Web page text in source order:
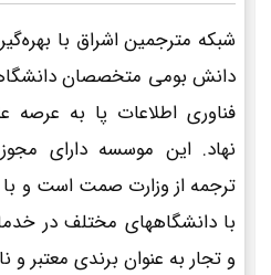
شبکه مترجمین اشراق با
دانش بومی متخصصان
فناوری اطلاعات پا به عرصه
نهاد. این موسسه دارای
ترجمه از وزارت صمت است و با
با دانشگاههای مختلف در
و تجار به عنوان برندی معتبر